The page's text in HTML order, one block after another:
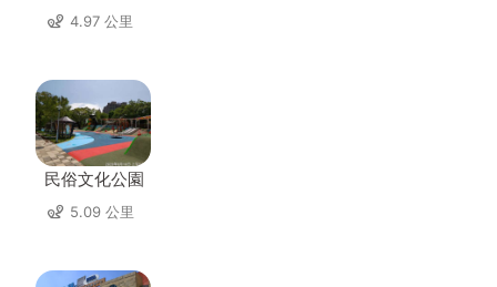
4.97 公里
民俗文化公園
5.09 公里